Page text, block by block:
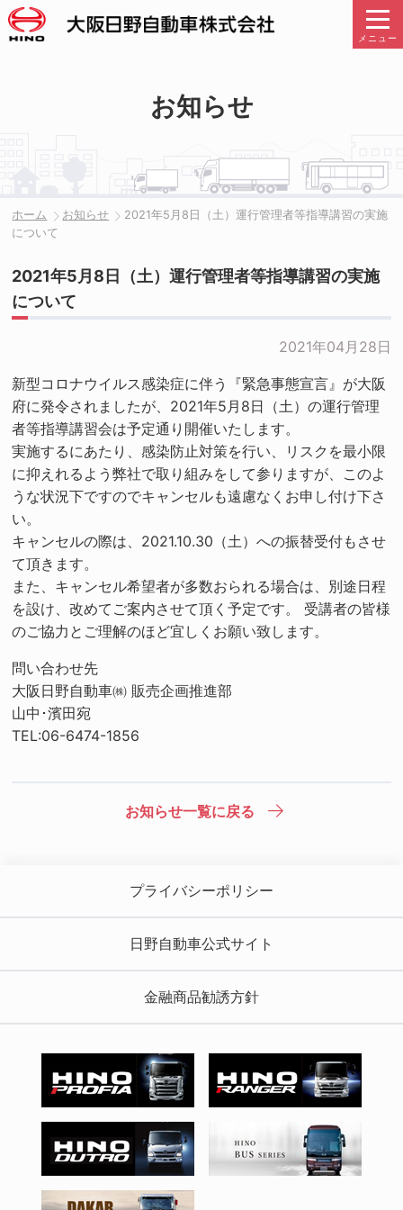
メニュー
お知らせ
ホーム お知らせ
2021年5月8日（土）運行管理者等指導講習の実施
について
2021年5月8日（土）運行管理者等指導講習の実施
について
2021年04月28日
新型コロナウイルス感染症に伴う『緊急事態宣言』が大阪
府に発令されましたが、2021年5月8日（土）の運行管理
者等指導講習会は予定通り開催いたします。
実施するにあたり、感染防止対策を行い、リスクを最小限
に抑えれるよう弊社で取り組みをして参りますが、このよ
うな状況下ですのでキャンセルも遠慮なくお申し付け下さ
い
キャンセルの際は、2021.10.30（土）への振替受付もさせ
て頂きます。
また、キャンセル希望者が多数おられる場合は、別途日程
を設け、改めてご案内させて頂く予定です。 受講者の皆様
のご協力とご理解のほど宜しくお願い致します。
問い合わせ先
大阪日野自動車㈱ 販売企画推進部
山中･濱田宛
TEL:06-6474-1856
お知らせ一覧に戻る
プライバシーポリシー
日野自動車公式サイト
金融商品勧誘方針